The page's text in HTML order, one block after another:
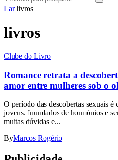
Larlivros
livros
Clube do Livro
Romance retrata a
amor entre mulheres sob o
O período das descobertas sexuais é
jovens. Inundados de hormônios e
muitas dúvidas e...
ByMarcos Rogério